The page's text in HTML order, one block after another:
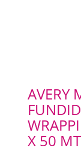
AVERY
X 50